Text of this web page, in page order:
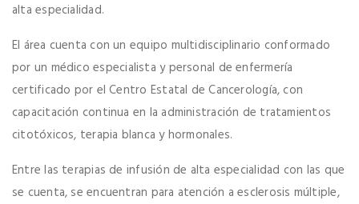
alta especialidad.
El área cuenta con un equipo multidisciplinario conformado
por un médico especialista y personal de enfermería
certificado por el Centro Estatal de Cancerología, con
capacitación continua en la administración de tratamientos
citotóxicos, terapia blanca y hormonales.
Entre las terapias de infusión de alta especialidad con las que
se cuenta, se encuentran para atención a esclerosis múltiple,